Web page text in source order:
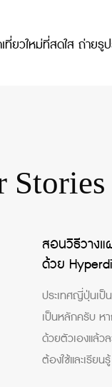
ยวใหม่ที่สดใส ถ่าย
Stories
สอนวิธีวางแ
ด้วย
ประเทศญี่ปุ่นเป็
เป็นหลักครับ ห
ด้วยตัวเองแล้ว
ต้องใช้และเรียนรู้